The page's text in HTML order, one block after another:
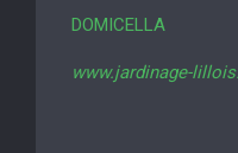
DOMICELLA
www.jardinage-